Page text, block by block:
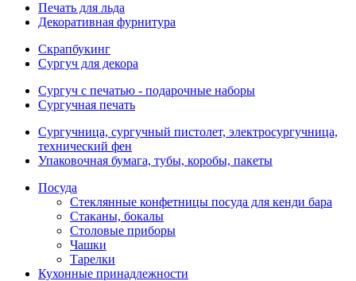
Печать для льда
Декоративная фурнитура
Скрапбукинг
Сургуч для декора
Сургуч с печатью - подарочные наборы
Сургучная печать
Сургучница, сургучный пистолет, электросургучница,
технический фен
Упаковочная бумага, тубы, коробы, пакеты
Посуда
Стеклянные конфетницы посуда для кенди бара
Стаканы, бокалы
Столовые приборы
Чашки
Тарелки
Кухонные принадлежности